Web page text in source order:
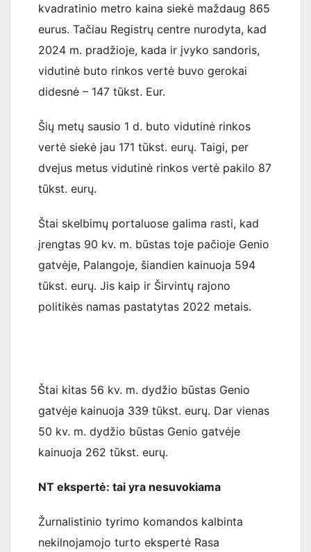
kvadratinio metro kaina siekė maždaug 865
eurus. Tačiau Registrų centre nurodyta, kad
2024 m. pradžioje, kada ir įvyko sandoris,
vidutinė buto rinkos vertė buvo gerokai
didesnė – 147 tūkst. Eur.
Šių metų sausio 1 d. buto vidutinė rinkos
vertė siekė jau 171 tūkst. eurų. Taigi, per
dvejus metus vidutinė rinkos vertė pakilo 87
tūkst. eurų.
Štai skelbimų portaluose galima rasti, kad
įrengtas 90 kv. m. būstas toje pačioje Genio
gatvėje, Palangoje, šiandien kainuoja 594
tūkst. eurų. Jis kaip ir Širvintų rajono
politikės namas pastatytas 2022 metais.
Štai kitas 56 kv. m. dydžio būstas Genio
gatvėje kainuoja 339 tūkst. eurų. Dar vienas
50 kv. m. dydžio būstas Genio gatvėje
kainuoja 262 tūkst. eurų.
NT ekspertė: tai yra nesuvokiama
Žurnalistinio tyrimo komandos kalbinta
nekilnojamojo turto ekspertė Rasa